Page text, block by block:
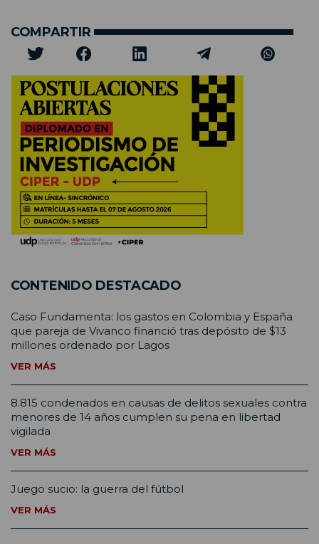
COMPARTIR
CONTENIDO DESTACADO
Caso Fundamenta: los gastos en Colombia y España
que pareja de Vivanco financió tras depósito de $13
millones ordenado por Lagos
VER MÁS
8.815 condenados en causas de delitos sexuales contra
menores de 14 años cumplen su pena en libertad
vigilada
VER MÁS
Juego sucio: la guerra del fútbol
VER MÁS